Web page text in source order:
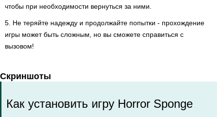
чтобы при необходимости вернуться за ними.
5. Не теряйте надежду и продолжайте попытки - прохождение
игры может быть сложным, но вы сможете справиться с
вызовом!
Скриншоты
Как установить игру Horror Sponge